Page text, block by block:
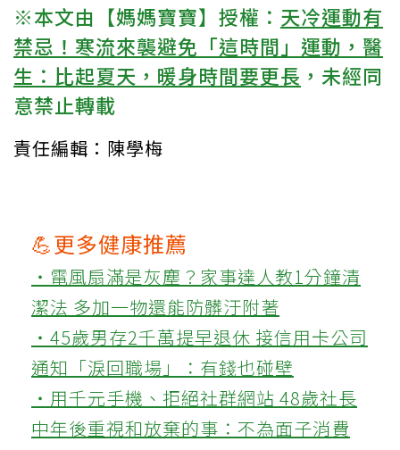
※本文由【媽媽寶寶】授權： 天冷運動有
禁忌！寒流來襲避免「這時間」運動，醫
生：比起夏天，暖身時間要更長 ，未經同
意禁止轉載
責任編輯：陳學梅
💪更多健康推薦
‧電風扇滿是灰塵？家事達人教1分鐘清
潔法 多加一物還能防髒汙附著
‧45歲男存2千萬提早退休 接信用卡公司
通知「淚回職場」：有錢也碰壁
‧用千元手機、拒絕社群網站 48歲社長
中年後重視和放棄的事：不為面子消費